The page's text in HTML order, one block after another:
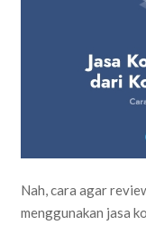
Nah, cara agar
menggunakan jasa